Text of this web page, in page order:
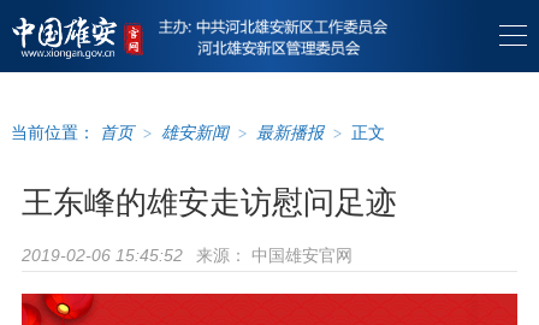
当前位置： 首页 > 雄安新闻 > 最新播报 > 正文
王东峰的雄安走访慰问足迹
2019-02-06 15:45:52 来源： 中国雄安官网